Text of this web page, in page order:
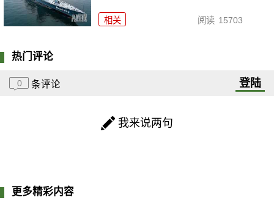
相关 阅读 15703
热门评论
0 条评论 登陆
我来说两句
更多精彩内容